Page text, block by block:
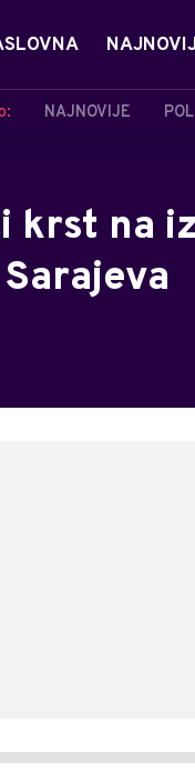
NAJNOVIJE
krst na